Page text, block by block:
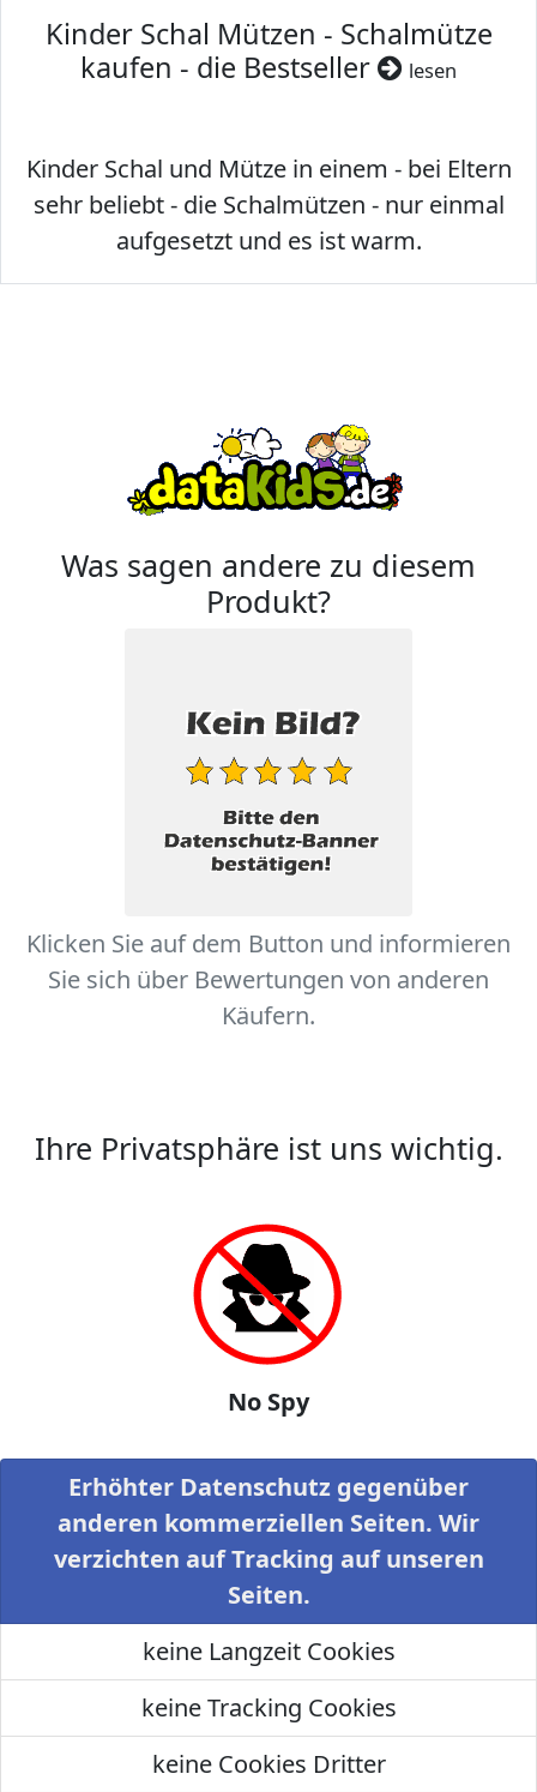
Kinder Schal Mützen - Schalmütze
kaufen - die Bestseller
lesen
Kinder Schal und Mütze in einem - bei Eltern
sehr beliebt - die Schalmützen - nur einmal
aufgesetzt und es ist warm.
Was sagen andere zu diesem
Produkt?
Klicken Sie auf dem Button und informieren
Sie sich über Bewertungen von anderen
Käufern.
Ihre Privatsphäre ist uns wichtig.
No Spy
Erhöhter Datenschutz gegenüber
anderen kommerziellen Seiten. Wir
verzichten auf Tracking auf unseren
Seiten.
keine Langzeit Cookies
keine Tracking Cookies
keine Cookies Dritter